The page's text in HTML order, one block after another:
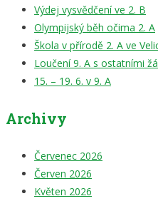
Výdej vysvědčení ve 2. B
Olympijský běh očima 2. A
Škola v přírodě 2. A ve
Loučení 9. A s ostatními
15. – 19. 6. v 9. A
Archivy
Červenec 2026
Červen 2026
Květen 2026